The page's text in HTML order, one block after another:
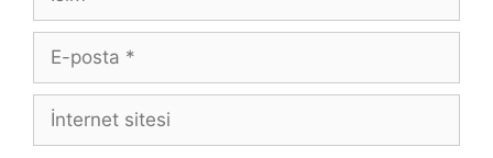
posta
İnternet